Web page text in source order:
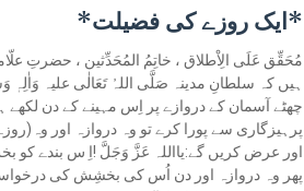
*ایک روزے کی فضیلت*
مُحَقِّق عَلَی الِاْطلاق ، خاتِمُ المُحَدِّثین ، حضرتِ
ہیں کہ سلطانِ مدینہ صَلَّی اللہُ تَعَالٰی علیہ
چھٹے آسمان کے دروازے پر اِس مہینے کے دن
پرہیزگاری سے پورا کرے تو وہ دروازہ اور
اور عرض کریں گے:یااللہ عَزَّ وَجَلَّ !اِ س بندے کو
پھر وہ دروازہ اور دن اُس کی بخشِش کی